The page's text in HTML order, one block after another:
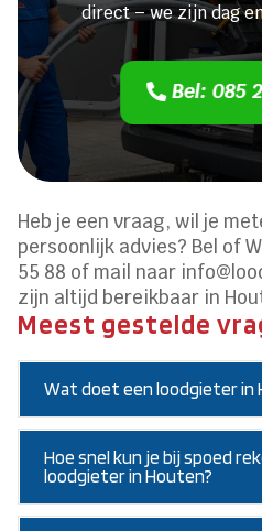
direct – we zijn dag
Bel: 085
Heb je een vraag, wil je
persoonlijk advies? Bel of
55 88 of mail naar
zijn altijd bereikbaar in
Meest gestelde
Wat doet een loodgieter in
Hoe snel kun je bij spoed
loodgieter in Houten?